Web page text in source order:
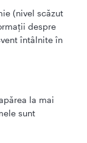
(nivel scăzut
despre
întâlnite în
la mai
sunt